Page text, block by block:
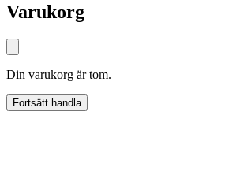
Varukorg
Din varukorg är tom.
Fortsätt handla